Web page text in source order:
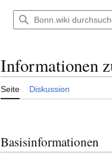
Informationen
Seite Diskussion
Basisinformationen